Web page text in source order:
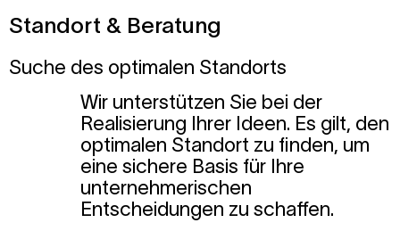
Standort & Beratung
Suche des optimalen Standorts
Wir unterstützen Sie bei der
Realisierung Ihrer Ideen. Es gilt, den
optimalen Standort zu finden, um
eine sichere Basis für Ihre
unternehmerischen
Entscheidungen zu schaffen.